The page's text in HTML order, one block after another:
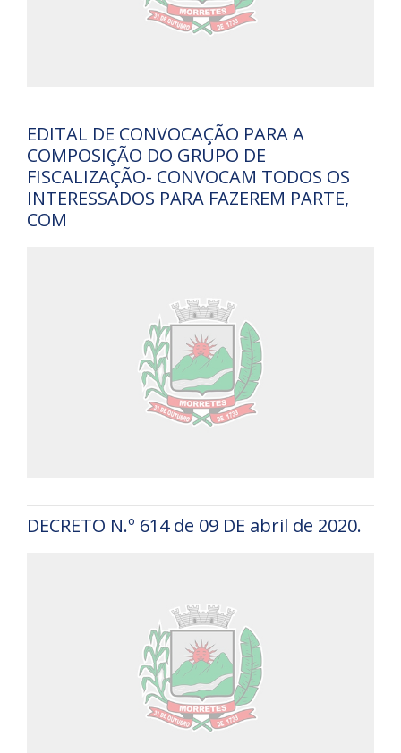
EDITAL DE CONVOCAÇÃO PARA A
COMPOSIÇÃO DO GRUPO DE
FISCALIZAÇÃO- CONVOCAM TODOS OS
INTERESSADOS PARA FAZEREM PARTE,
COM
DECRETO N.º 614 de 09 DE abril de 2020.